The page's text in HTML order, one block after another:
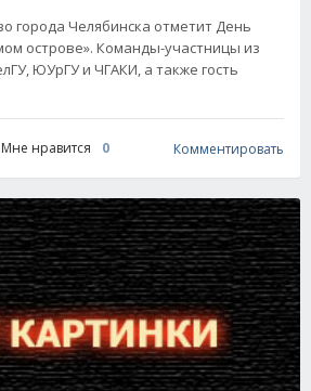
города Челябинска отметит День
острове». Команды-участницы из
ЮУрГУ и ЧГАКИ, а также гость
Мне нравится 0 Комментировать